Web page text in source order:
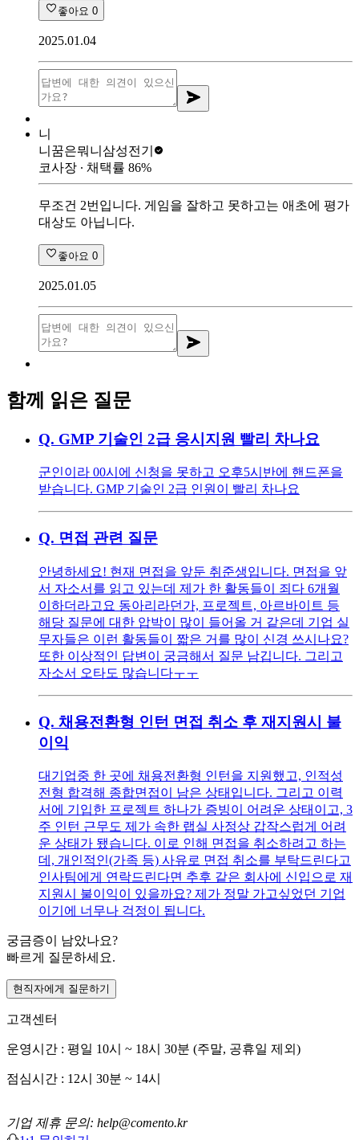
좋아요 0
2025.01.04
니
니꿈은뭐니 삼성전기
코사장 ∙ 채택률 86%
무조건 2번입니다. 게임을 잘하고 못하고는 애초에 평가
대상도 아닙니다.
좋아요 0
2025.01.05
함께 읽은 질문
Q. GMP 기술인 2급 응시지원 빨리 차나요
군인이라 00시에 신청을 못하고 오후5시반에 핸드폰을
받습니다. GMP 기술인 2급 인원이 빨리 차나요
Q. 면접 관련 질문
안녕하세요! 현재 면접을 앞둔 취준생입니다. 면접을 앞
서 자소서를 읽고 있는데 제가 한 활동들이 죄다 6개월
이하더라고요 동아리라던가, 프로젝트, 아르바이트 등
해당 질문에 대한 압박이 많이 들어올 거 같은데 기업 실
무자들은 이런 활동들이 짧은 거를 많이 신경 쓰시나요?
또한 이상적인 답변이 궁금해서 질문 남깁니다. 그리고
자소서 오타도 많습니다ㅜㅜ
Q. 채용전환형 인턴 면접 취소 후 재지원시 불
이익
대기업중 한 곳에 채용전환형 인턴을 지원했고, 인적성
전형 합격해 종합면접이 남은 상태입니다. 그리고 이력
서에 기입한 프로젝트 하나가 증빙이 어려운 상태이고, 3
주 인턴 근무도 제가 속한 랩실 사정상 갑작스럽게 어려
운 상태가 됐습니다. 이로 인해 면접을 취소하려고 하는
데, 개인적인(가족 등) 사유로 면접 취소를 부탁드린다고
인사팀에게 연락드린다면 추후 같은 회사에 신입으로 재
지원시 불이익이 있을까요? 제가 정말 가고싶었던 기업
이기에 너무나 걱정이 됩니다.
궁금증이 남았나요?
빠르게 질문하세요.
현직자에게 질문하기
고객센터
운영시간 : 평일 10시 ~ 18시 30분 (주말, 공휴일 제외)
점심시간 : 12시 30분 ~ 14시
기업 제휴 문의: help@comento.kr